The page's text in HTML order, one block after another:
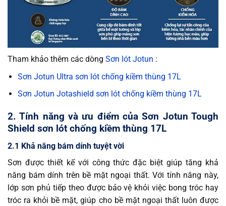
Tham khảo thêm các dòng Sơn lót Jotun :
Sơn Jotun Ultra sơn lót chống kiềm thùng 17L
Sơn Jotun Jotashield sơn lót chống kiềm thùng 17L
2. Tính năng và ưu điểm của Sơn Jotun Tough
Shield sơn lót chống kiềm thùng 17L
2.1 Khả năng bám dính tuyệt vời
Sơn được thiết kế với công thức đặc biệt giúp tăng khả
năng bám dính trên bề mặt ngoại thất. Với tính năng này,
lớp sơn phủ tiếp theo được bảo vệ khỏi việc bong tróc hay
tróc ra khỏi bề mặt, giúp cho bề mặt ngoại thất luôn được